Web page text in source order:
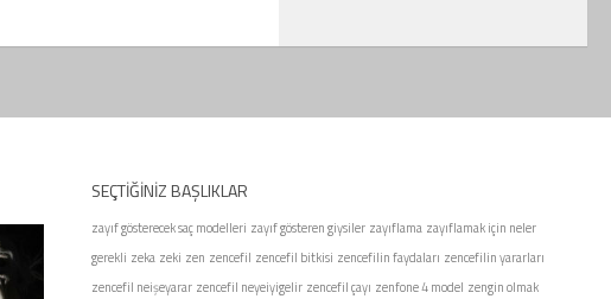
SEÇTIĞINIZ BAŞLIKLAR
zayıf gösterecek saç modelleri zayıf gösteren giysiler zayıflama zayıflamak için neler
gerekli zeka zeki zen zencefil zencefil bitkisi zencefilin faydaları zencefilin yararları
zencefil neişeyarar zencefil neyeiyigelir zencefil çayı zenfone 4 model zengin olmak